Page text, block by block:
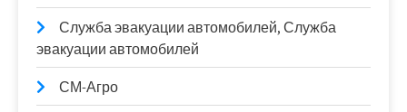
Служба эвакуации автомобилей, Служба
эвакуации автомобилей
СМ-Агро